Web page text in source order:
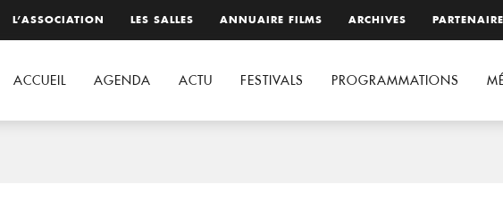
L’ASSOCIATION LES SALLES ANNUAIRE FILMS ARCHIVES
ACCUEIL AGENDA ACTU FESTIVALS PROGRAMMATIONS